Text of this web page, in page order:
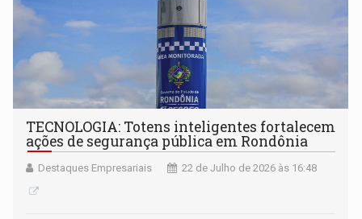
TECNOLOGIA: Totens inteligentes fortalecem
ações de segurança pública em Rondônia
Destaques Empresariais 22 de Julho de 2026 às 16:48